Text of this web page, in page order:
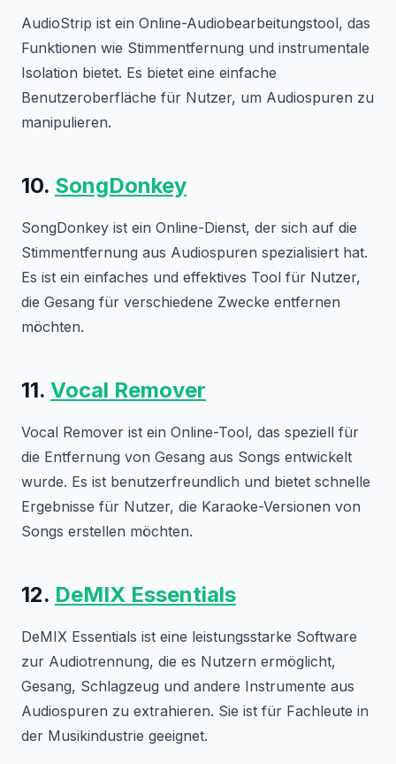
AudioStrip ist ein Online-Audiobearbeitungstool, das
Funktionen wie Stimmentfernung und instrumentale
Isolation bietet. Es bietet eine einfache
Benutzeroberfläche für Nutzer, um Audiospuren zu
manipulieren.
10. SongDonkey
SongDonkey ist ein Online-Dienst, der sich auf die
Stimmentfernung aus Audiospuren spezialisiert hat.
Es ist ein einfaches und effektives Tool für Nutzer,
die Gesang für verschiedene Zwecke entfernen
möchten.
11. Vocal Remover
Vocal Remover ist ein Online-Tool, das speziell für
die Entfernung von Gesang aus Songs entwickelt
wurde. Es ist benutzerfreundlich und bietet schnelle
Ergebnisse für Nutzer, die Karaoke-Versionen von
Songs erstellen möchten.
12. DeMIX Essentials
DeMIX Essentials ist eine leistungsstarke Software
zur Audiotrennung, die es Nutzern ermöglicht,
Gesang, Schlagzeug und andere Instrumente aus
Audiospuren zu extrahieren. Sie ist für Fachleute in
der Musikindustrie geeignet.